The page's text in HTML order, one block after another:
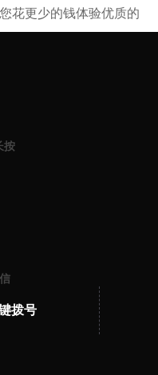
花更少的钱体验优质的
演讲稿(文案代写公司哪家更
些写作技巧（文案代写公司
按
拨号